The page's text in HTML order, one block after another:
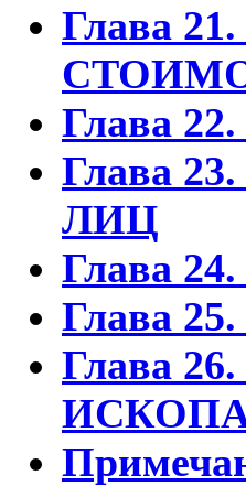
Глава
Глава
Глава
ЛИЦ
Глава
Глава
Глава